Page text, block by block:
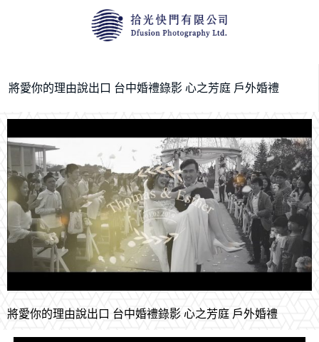
將愛你的理由說出口 台中婚禮錄影 心之芳庭 戶外婚禮
將愛你的理由說出口 台中婚禮錄影 心之芳庭 戶外婚禮